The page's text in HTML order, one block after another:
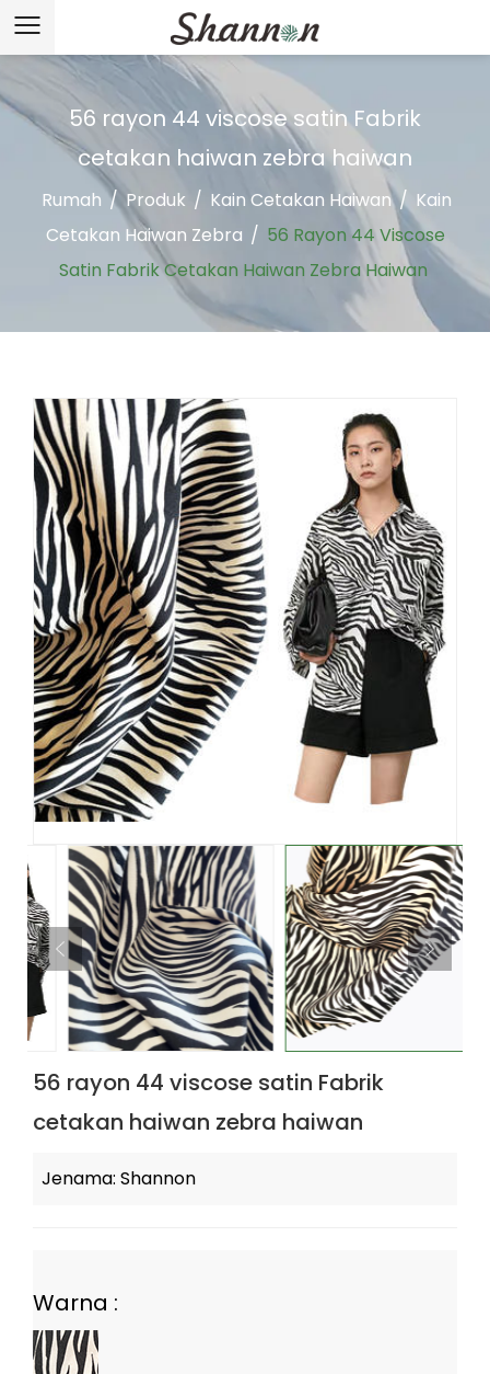
56 rayon 44 viscose satin Fabrik
cetakan haiwan zebra haiwan
Rumah / Produk / Kain Cetakan Haiwan/ Kain
Cetakan Haiwan Zebra / 56 Rayon 44 Viscose
Satin Fabrik Cetakan Haiwan Zebra Haiwan
56 rayon 44 viscose satin Fabrik
cetakan haiwan zebra haiwan
Jenama: Shannon
Warna :